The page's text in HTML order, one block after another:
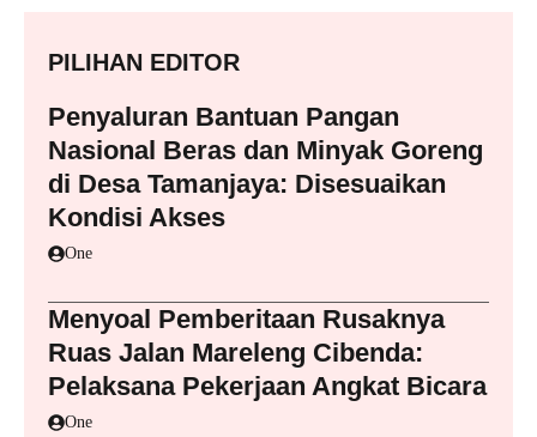
PILIHAN EDITOR
Penyaluran Bantuan Pangan
Nasional Beras dan Minyak Goreng
di Desa Tamanjaya: Disesuaikan
Kondisi Akses
One
Menyoal Pemberitaan Rusaknya
Ruas Jalan Mareleng Cibenda:
Pelaksana Pekerjaan Angkat Bicara
One